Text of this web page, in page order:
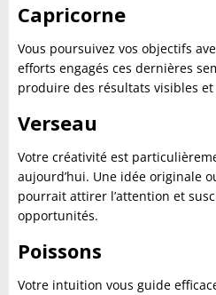
Capricorne
Vous poursuivez vos objectifs
efforts engagés ces dernières
produire des résultats visibles
Verseau
Votre créativité est
aujourd’hui. Une idée originale
pourrait attirer l’attention et
opportunités.
Poissons
Votre intuition vous guide